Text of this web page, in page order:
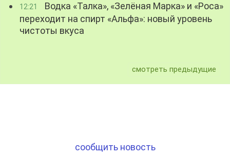
12:21
Водка «Талка», «Зелёная Марка» и «Роса»
переходит на спирт «Альфа»: новый уровень
чистоты вкуса
смотреть предыдущие
сообщить новость